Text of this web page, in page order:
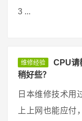
3 ...
维修经验
CPU请
稍好些？
日本维修技术用
上上网也能应付